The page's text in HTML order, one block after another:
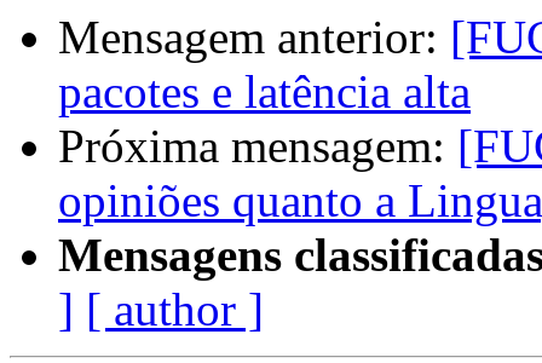
Mensagem anterior:
pacotes e latência alta
Próxima mensagem:
opiniões quanto a
Mensagens
] [ author ]